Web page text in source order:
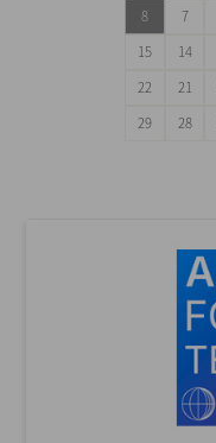
7
8
14
15
21
22
28
29